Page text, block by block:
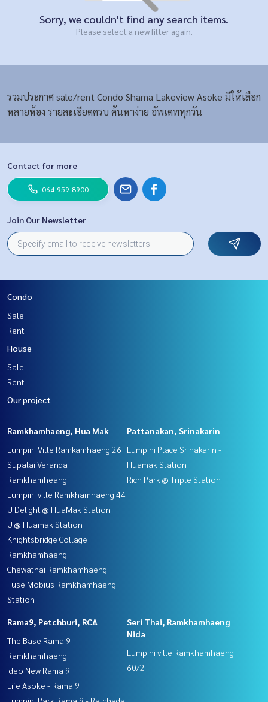
Sorry, we couldn't find any search items.
Please select a new filter again.
รวมประกาศ sale/rent Condo Shama Lakeview Asoke มีให้เลือก
หลายห้อง รายละเอียดครบ ค้นหาง่าย อัพเดททุกวัน
Contact for more
064-959-8900
Join Our Newsletter
Condo
Sale
Rent
House
Sale
Rent
Our project
Ramkhamhaeng, Hua Mak
Lumpini Ville Ramkamhaeng 26
Supalai Veranda
Ramkhamheang
Lumpini ville Ramkhamhaeng 44
U Delight @ HuaMak Station
U @ Huamak Station
Knightsbridge Collage
Ramkhamhaeng
Chewathai Ramkhamhaeng
Fuse Mobius Ramkhamhaeng
Station
Pattanakan, Srinakarin
Lumpini Place Srinakarin -
Huamak Station
Rich Park @ Triple Station
Rama9, Petchburi, RCA
The Base Rama 9 -
Ramkhamhaeng
Ideo New Rama 9
Life Asoke - Rama 9
Seri Thai, Ramkhamhaeng
Nida
Lumpini ville Ramkhamhaeng
60/2